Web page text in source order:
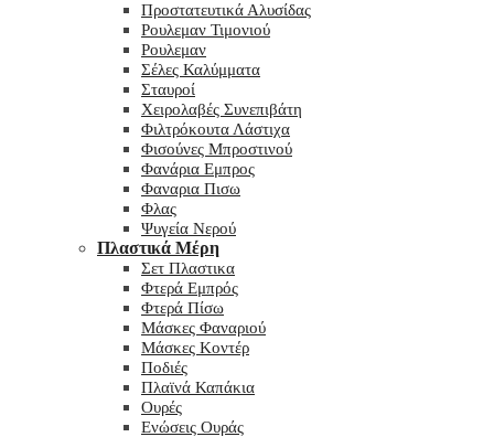
Προστατευτικά Αλυσίδας
Ρουλεμαν Τιμονιού
Ρουλεμαν
Σέλες Καλύμματα
Σταυροί
Χειρολαβές Συνεπιβάτη
Φιλτρόκουτα Λάστιχα
Φισούνες Μπροστινού
Φανάρια Εμπρος
Φαναρια Πισω
Φλας
Ψυγεία Νερού
Πλαστικά Μέρη
Σετ Πλαστικα
Φτερά Εμπρός
Φτερά Πίσω
Μάσκες Φαναριού
Μάσκες Κοντέρ
Ποδιές
Πλαϊνά Καπάκια
Ουρές
Ενώσεις Ουράς